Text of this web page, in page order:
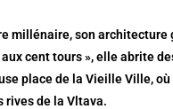
millénaire, son
cent tours », elle abrite
place de la Vieille Ville,
rives de la Vltava.